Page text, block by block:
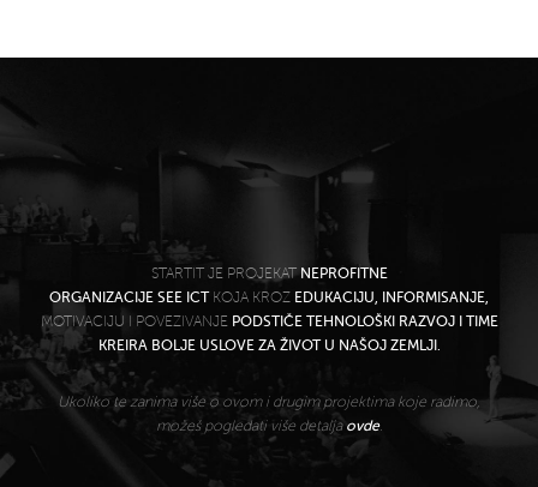
STARTIT JE PROJEKAT NEPROFITNE
ORGANIZACIJE SEE ICTKOJA KROZ EDUKACIJU, INFORMISANJE,
MOTIVACIJU I POVEZIVANJE PODSTIČE TEHNOLOŠKI RAZVOJ I TIME
KREIRA BOLJE USLOVE ZA ŽIVOT U NAŠOJ ZEMLJI.
Ukoliko te zanima više o ovom i drugim projektima koje radimo,
možeš pogledati više detalja ovde.